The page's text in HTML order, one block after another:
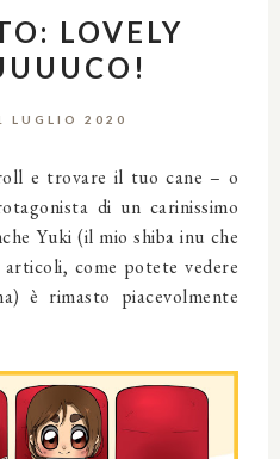
LOVELY
LUGLIO 2020
e trovare il tuo cane – o
di un carinissimo
Yuki (il mio shiba inu che
articoli, come potete vedere
è rimasto piacevolmente